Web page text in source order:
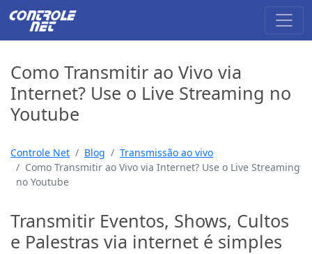
Como Transmitir ao Vivo via
Internet? Use o Live Streaming no
Youtube
Controle Net Blog
Transmissão ao vivo
Como Transmitir ao Vivo via Internet? Use o Live Streaming
no Youtube
Transmitir Eventos, Shows, Cultos
e Palestras via internet é simples